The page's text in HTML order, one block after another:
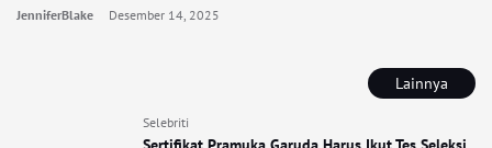
Lainnya
Selebriti
JenniferBlake Desember 14, 2025